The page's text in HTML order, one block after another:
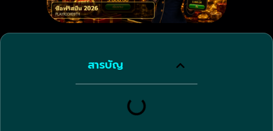
สารบัญ